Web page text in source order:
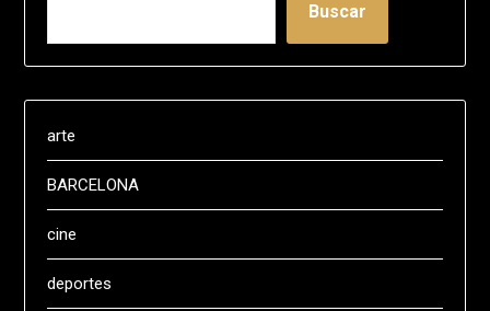
Buscar
arte
BARCELONA
cine
deportes